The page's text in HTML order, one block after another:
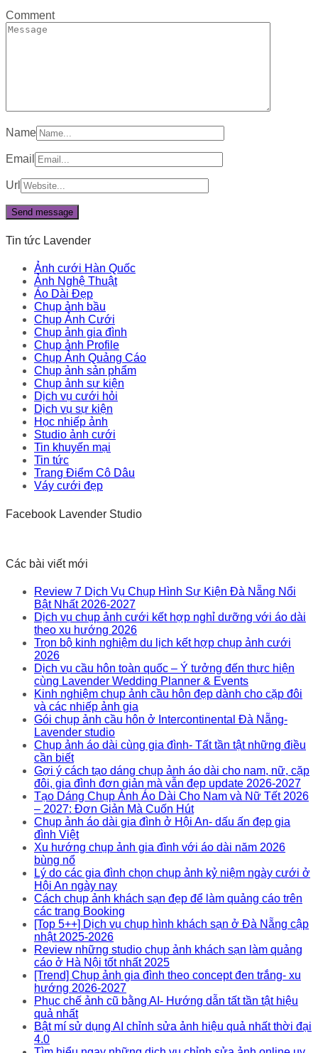
Comment
Name
Email
Url
Tin tức Lavender
Ảnh cưới Hàn Quốc
Ảnh Nghệ Thuật
Áo Dài Đẹp
Chụp ảnh bầu
Chụp Ảnh Cưới
Chụp ảnh gia đình
Chụp ảnh Profile
Chụp Ảnh Quảng Cáo
Chụp ảnh sản phẩm
Chụp ảnh sự kiện
Dịch vụ cưới hỏi
Dịch vụ sự kiện
Học nhiếp ảnh
Studio ảnh cưới
Tin khuyến mại
Tin tức
Trang Điểm Cô Dâu
Váy cưới đẹp
Facebook Lavender Studio
Các bài viết mới
Review 7 Dịch Vụ Chụp Hình Sự Kiện Đà Nẵng Nổi
Bật Nhất 2026-2027
Dịch vụ chụp ảnh cưới kết hợp nghỉ dưỡng với áo dài
theo xu hướng 2026
Trọn bộ kinh nghiệm du lịch kết hợp chụp ảnh cưới
2026
Dịch vụ cầu hôn toàn quốc – Ý tưởng đến thực hiện
cùng Lavender Wedding Planner & Events
Kinh nghiệm chụp ảnh cầu hôn đẹp dành cho cặp đôi
và các nhiếp ảnh gia
Gói chụp ảnh cầu hôn ở Intercontinental Đà Nẵng-
Lavender studio
Chụp ảnh áo dài cùng gia đình- Tất tần tật những điều
cần biết
Gợi ý cách tạo dáng chụp ảnh áo dài cho nam, nữ, cặp
đôi, gia đình đơn giản mà vẫn đẹp update 2026-2027
Tạo Dáng Chụp Ảnh Áo Dài Cho Nam và Nữ Tết 2026
– 2027: Đơn Giản Mà Cuốn Hút
Chụp ảnh áo dài gia đình ở Hội An- dấu ấn đẹp gia
đình Việt
Xu hướng chụp ảnh gia đình với áo dài năm 2026
bùng nổ
Lý do các gia đình chọn chụp ảnh kỷ niệm ngày cưới ở
Hội An ngày nay
Cách chụp ảnh khách sạn đẹp để làm quảng cáo trên
các trang Booking
[Top 5++] Dịch vụ chụp hình khách sạn ở Đà Nẵng cập
nhật 2025-2026
Review những studio chụp ảnh khách sạn làm quảng
cáo ở Hà Nội tốt nhất 2025
[Trend] Chụp ảnh gia đình theo concept đen trắng- xu
hướng 2026-2027
Phục chế ảnh cũ bằng AI- Hướng dẫn tất tần tật hiệu
quả nhất
Bật mí sử dụng AI chỉnh sửa ảnh hiệu quả nhất thời đại
4.0